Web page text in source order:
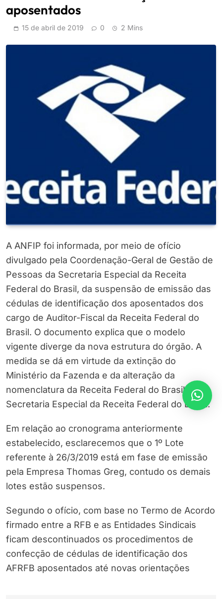
aposentados
15 de abril de 2019 0 2 Mins
A ANFIP foi informada, por meio de ofício
divulgado pela Coordenação-Geral de Gestão de
Pessoas da Secretaria Especial da Receita
Federal do Brasil, da suspensão de emissão das
cédulas de identificação dos aposentados dos
cargo de Auditor-Fiscal da Receita Federal do
Brasil. O documento explica que o modelo
vigente diverge da nova estrutura do órgão. A
medida se dá em virtude da extinção do
Ministério da Fazenda e da alteração da
nomenclatura da Receita Federal do Brasil para
Secretaria Especial da Receita Federal do Brasil.
Em relação ao cronograma anteriormente
estabelecido, esclarecemos que o 1º Lote
referente à 26/3/2019 está em fase de emissão
pela Empresa Thomas Greg, contudo os demais
lotes estão suspensos.
Segundo o ofício, com base no Termo de Acordo
firmado entre a RFB e as Entidades Sindicais
ficam descontinuados os procedimentos de
confecção de cédulas de identificação dos
AFRFB aposentados até novas orientações